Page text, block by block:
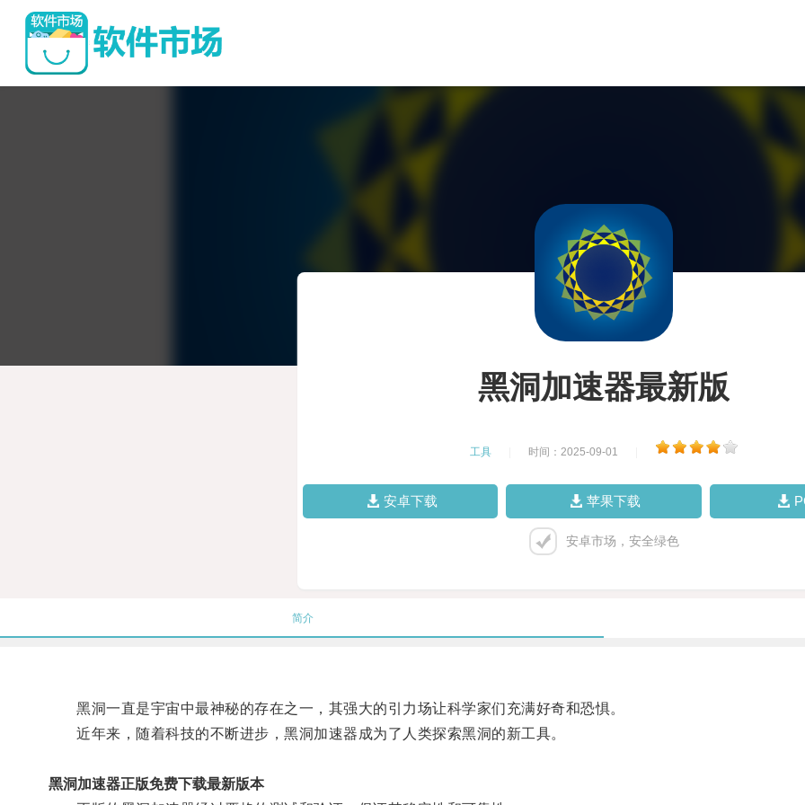
黑洞加速器最新版
工具 时间：2025-09-01
安卓下载 苹果下载
安卓市场，安全绿色
简介
黑洞一直是宇宙中最神秘的存在之一，其强大的引力场让科学家们充满好奇和恐惧。
近年来，随着科技的不断进步，黑洞加速器成为了人类探索黑洞的新工具。
黑洞加速器正版免费下载最新版本